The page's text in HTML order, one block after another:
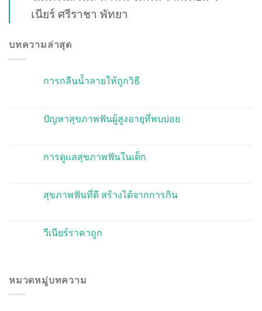
เนียร์ ศรีราชา พัทยา
บทความล่าสุด
การกลืนน้ำลายให้ถูกวิธี
ปัญหาสุขภาพฟันผู้สูงอายุที่พบบ่อย
การดูแลสุขภาพฟันในเด็ก
สุขภาพฟันที่ดี สร้างได้จากการกิน
วีเนียร์ราคาถูก
หมวดหมู่บทความ